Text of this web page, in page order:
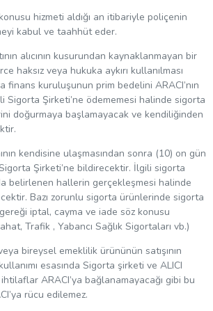
hizmeti aldığı an itibariyle poliçenin
kabul ve taahhüt eder.
alıcının kusurundan kaynaklanmayan bir
haksız veya hukuka aykırı kullanılması
finans kuruluşunun prim bedelini ARACI’nın
Sigorta Şirketi’ne ödememesi halinde sigorta
doğurmaya başlamayacak ve kendiliğinden
kendisine ulaşmasından sonra (10) on gün
Şirketi’ne bildirecektir. İlgili sigorta
belirlenen hallerin gerçekleşmesi halinde
Bazı zorunlu sigorta ürünlerinde sigorta
iptal, cayma ve iade söz konusu
Trafik , Yabancı Sağlık Sigortaları vb.)
bireysel emeklilik ürününün satışının
esasında Sigorta şirketi ve ALICI
ARACI’ya bağlanamayacağı gibi bu
rücu edilemez.